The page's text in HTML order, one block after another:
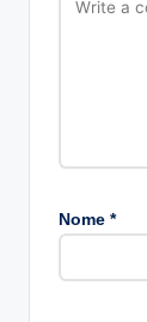
Nome *